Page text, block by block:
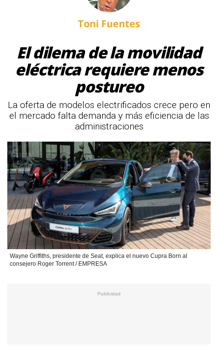
Toni Fuentes
Wayne Griffiths, presidente de Seat, explica el nuevo Cupra Born al
consejero Roger Torrent / EMPRESA
El dilema de la movilidad
eléctrica requiere menos
postureo
La oferta de modelos electrificados crece pero en
el mercado falta demanda y más eficiencia de las
administraciones